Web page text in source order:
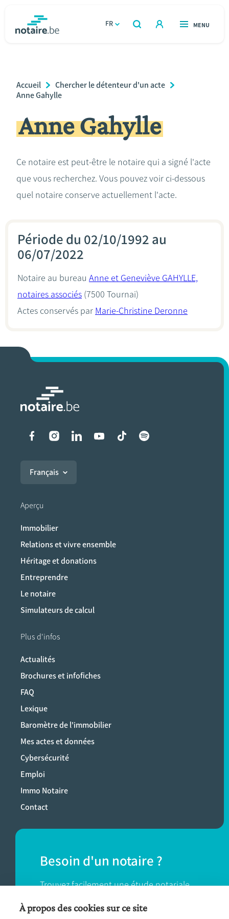
FR
OUVERT
RECHERCHER
OUVERT
MENU
Relations et vivre ensemble
Héritage et donations
Le notaire
Breadcrumb
Accueil
Chercher le détenteur d'un acte
Anne Gahylle
Anne Gahylle
Ce notaire est peut-être le notaire qui a signé l'acte
que vous recherchez. Vous pouvez voir ci-dessous
quel notaire conserve actuellement l'acte.
Période du 02/10/1992 au
06/07/2022
Notaire au bureau Anne et Geneviève GAHYLLE,
notaires associés (7500 Tournai)
Actes conservés par Marie-Christine Deronne
Liens vers les réseaux
Français
Aperçu
Immobilier
Relations et vivre ensemble
Héritage et donations
Entreprendre
Le notaire
Simulateurs de calcul
Plus d'infos
Actualités
Brochures et infofiches
FAQ
Lexique
Baromètre de l'immobilier
Mes actes et données
Cybersécurité
Emploi
Immo Notaire
Contact
Besoin d'un notaire ?
Trouvez facilement une étude notariale
près de chez vous.
À propos des cookies sur ce site